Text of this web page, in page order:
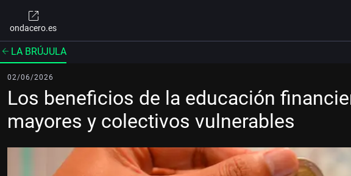
ondacero.es
LA BRÚJULA
02/06/2026
Los beneficios de la educación
mayores y colectivos vulnerables